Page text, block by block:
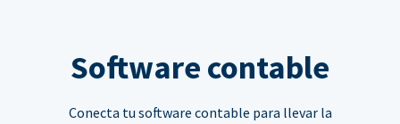
Software contable
Conecta tu software contable para llevar la